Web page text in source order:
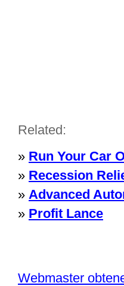
Related:
» Run Your Car
» Recession
» Advanced
» Profit Lance
Webmaster